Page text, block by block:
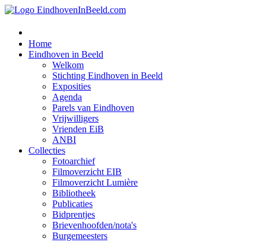
Home
Eindhoven in Beeld
Welkom
Stichting Eindhoven in Beeld
Exposities
Agenda
Parels van Eindhoven
Vrijwilligers
Vrienden EiB
ANBI
Collecties
Fotoarchief
Filmoverzicht EIB
Filmoverzicht Lumière
Bibliotheek
Publicaties
Bidprentjes
Brievenhoofden/nota's
Burgemeesters